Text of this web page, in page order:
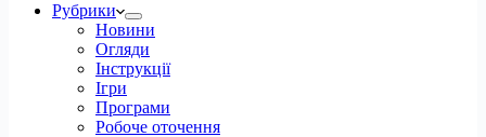
Рубрики
Новини
Огляди
Інструкції
Ігри
Програми
Робоче оточення